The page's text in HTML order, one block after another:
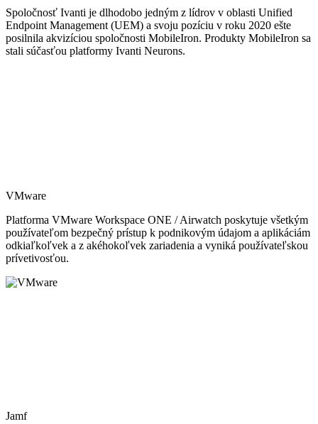
Spoločnosť Ivanti je dlhodobo jedným z lídrov v oblasti Unified
Endpoint Management (UEM) a svoju pozíciu v roku 2020 ešte
posilnila akvizíciou spoločnosti MobileIron. Produkty MobileIron sa
stali súčasťou platformy Ivanti Neurons.
VMware
Platforma VMware Workspace ONE / Airwatch poskytuje všetkým
používateľom bezpečný prístup k podnikovým údajom a aplikáciám
odkiaľkoľvek a z akéhokoľvek zariadenia a vyniká používateľskou
prívetivosťou.
Jamf